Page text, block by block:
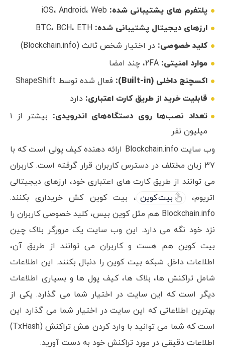
پلتفرم های پشتیبانی شده:
ارزهای دیجیتال پشتیبانی شده:
کلید خصوصی: در اختیار شخص ثالث (Blockchain.info)
موارد امنیتی:
اکسچنج داخلی (Built-in):
فعال شده توسط ShapeShift
قابلیت خرید از طریق کارت اعتباری: دارد
تعداد نصب‌ها روی دستگاه‌های اندرویدی:
بیشتر از ۱
میلیون نفر
وب سایت Blockchain.info ارائه دهنده کیف پولی است که با
۳۷ زبان مختلف در دسترس کاربران قرار گرفته است. کاربران
می توانند از طریق کارت های اعتباری خود، ارزهای دیجیتالی
اتریوم،
بیت کوین ، بیت کوین کش خریداری بکنند.
Blockchain.info هم مثل کوین بیس، کلید خصوصی کاربران را
نزد خود نگه می دارد. این وب سایت یک مرورگر بلاک چین
بیت کوین هم هست و کاربران می توانند از طریق آن،
اطلاعات داخل شبکه بیت کوین را دنبال بکنند. این اطلاعات
شامل تراکنش ها، بلاک ها، کیف پول ها و بسیاری اطلاعات
دیگر است که این سایت در اختیار شما می گذارد. یکی از
بهترین اطلاعاتی که این سایت در اختیار شما می گذارد این
است که شما می توانید با وارد کردن هش تراکنش (TxHash)
اطلاعات دقیقی در مورد تراکنش خود به دست آورید.